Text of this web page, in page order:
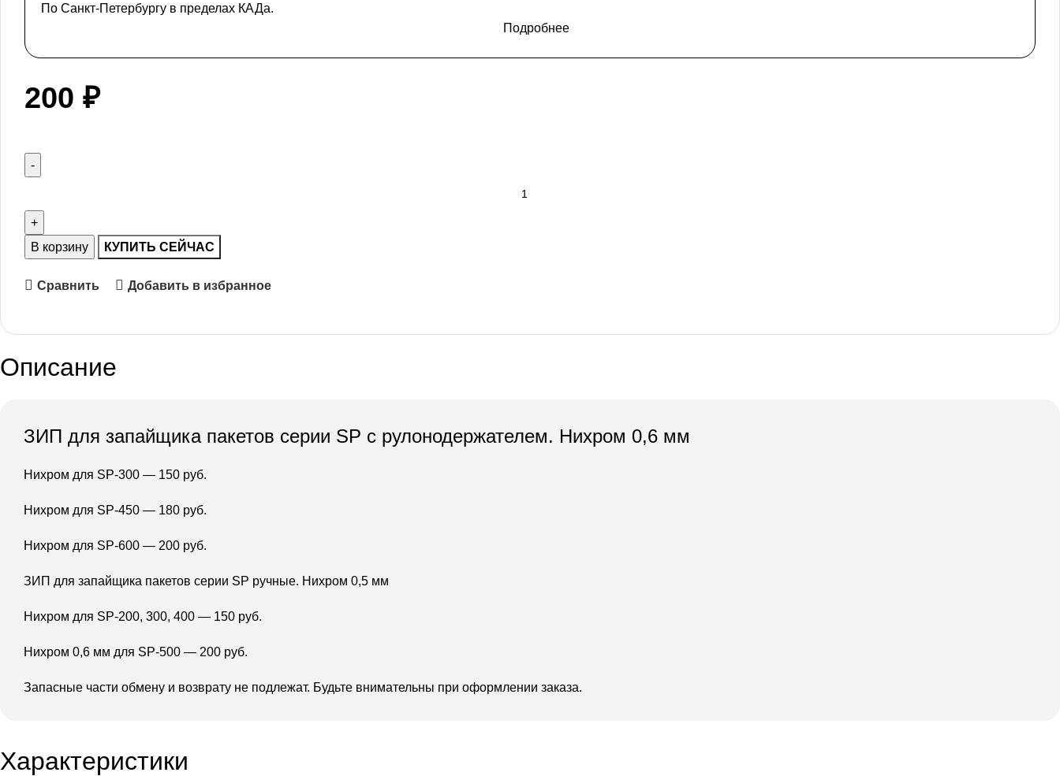
По Санкт-Петербургу в пределах КАДа.
Подробнее
200 ₽
В корзину КУПИТЬ СЕЙЧАС
Сравнить Добавить в избранное
Описание
ЗИП для запайщика пакетов серии SP с рулонодержателем. Нихром 0,6 мм
Нихром для SP-300 — 150 руб.
Нихром для SP-450 — 180 руб.
Нихром для SP-600 — 200 руб.
ЗИП для запайщика пакетов серии SP ручные. Нихром 0,5 мм
Нихром для SP-200, 300, 400 — 150 руб.
Нихром 0,6 мм для SP-500 — 200 руб.
Запасные части обмену и возврату не подлежат. Будьте внимательны при оформлении заказа.
Характеристики